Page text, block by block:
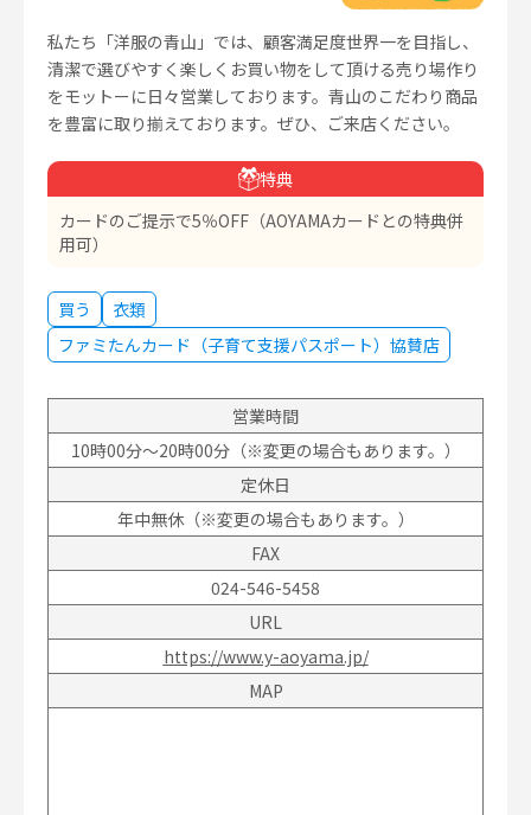
私たち「洋服の青山」では、顧客満足度世界一を目指し、
清潔で選びやすく楽しくお買い物をして頂ける売り場作り
をモットーに日々営業しております。青山のこだわり商品
を豊富に取り揃えております。ぜひ、ご来店ください。
特典
カードのご提示で5％OFF（AOYAMAカードとの特典併
用可）
買う
衣類
ファミたんカード（子育て支援パスポート）協賛店
営業時間
10時00分～20時00分（※変更の場合もあります。）
定休日
年中無休（※変更の場合もあります。）
FAX
024-546-5458
URL
https://www.y-aoyama.jp/
MAP